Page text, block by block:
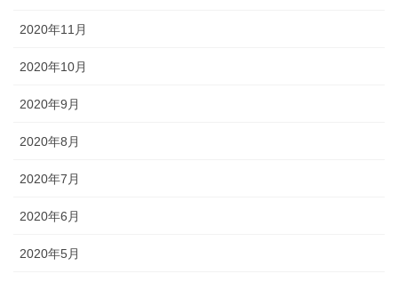
2020年11月
2020年10月
2020年9月
2020年8月
2020年7月
2020年6月
2020年5月
お問い合わせ
ブログ
お店屋さん
エッセイ漫画